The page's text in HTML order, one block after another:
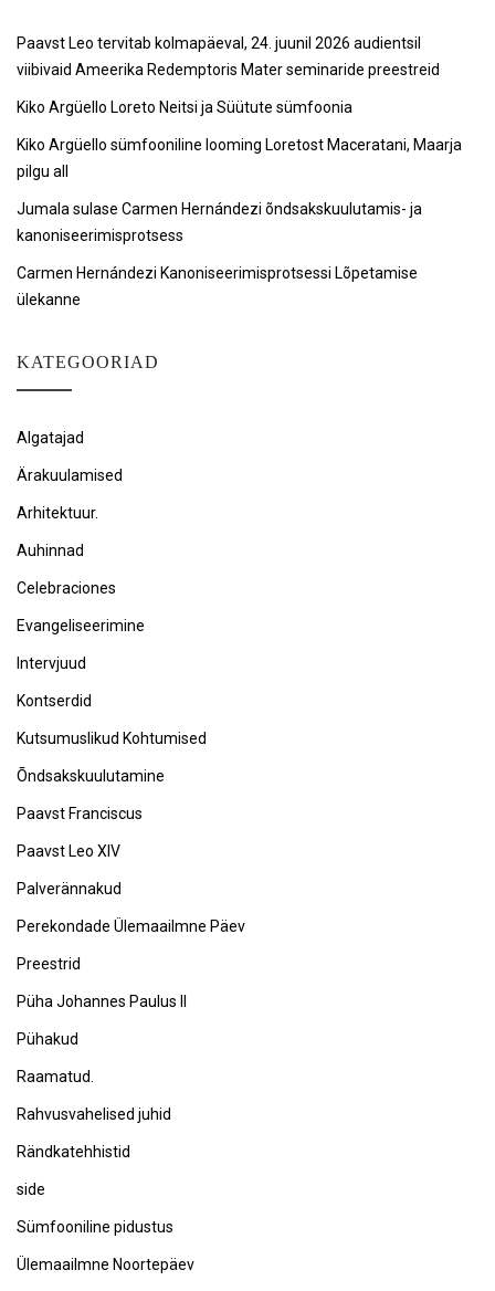
Paavst Leo tervitab kolmapäeval, 24. juunil 2026 audientsil
viibivaid Ameerika Redemptoris Mater seminaride preestreid
Kiko Argüello Loreto Neitsi ja Süütute sümfoonia
Kiko Argüello sümfooniline looming Loretost Maceratani, Maarja
pilgu all
Jumala sulase Carmen Hernándezi õndsakskuulutamis- ja
kanoniseerimisprotsess
Carmen Hernándezi Kanoniseerimisprotsessi Lõpetamise
ülekanne
KATEGOORIAD
Algatajad
Ärakuulamised
Arhitektuur.
Auhinnad
Celebraciones
Evangeliseerimine
Intervjuud
Kontserdid
Kutsumuslikud Kohtumised
Õndsakskuulutamine
Paavst Franciscus
Paavst Leo XIV
Palverännakud
Perekondade Ülemaailmne Päev
Preestrid
Püha Johannes Paulus II
Pühakud
Raamatud.
Rahvusvahelised juhid
Rändkatehhistid
side
Sümfooniline pidustus
Ülemaailmne Noortepäev